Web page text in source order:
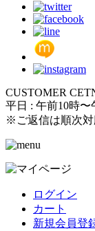
CUSTOMER
平日 : 午前10時
※ご返信は順次対
ログイン
カート
新規会員登